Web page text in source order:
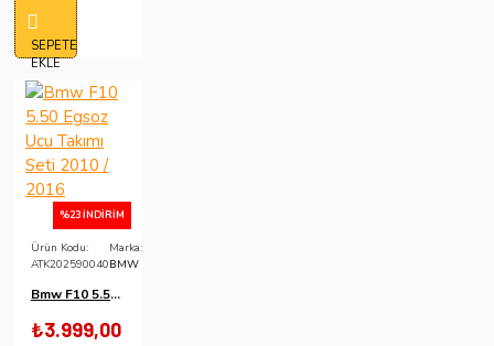
SEPETE
EKLE
%23 İNDIRIM
Ürün Kodu:
ATK202590040
Marka:
BMW
Bmw F10 5.50 Egsoz Ucu Takımı Seti 2010 / 2016
₺3.999,00